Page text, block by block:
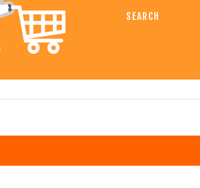
容・健康 地域・観光
ント・季節
ャー・教養 娯楽
扱い商品一覧
ザイン商品注文方法
について
様の声
SEARCH